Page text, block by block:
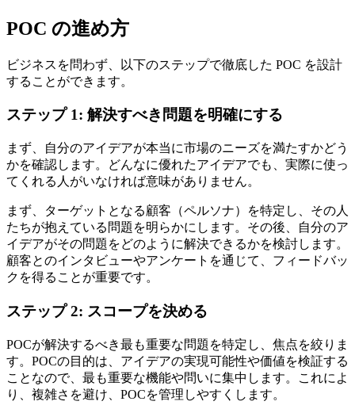
POC の進め方
ビジネスを問わず、以下のステップで徹底した POC を設計
することができます。
ステップ 1: 解決すべき問題を明確にする
まず、自分のアイデアが本当に市場のニーズを満たすかどう
かを確認します。どんなに優れたアイデアでも、実際に使っ
てくれる人がいなければ意味がありません。
まず、ターゲットとなる顧客（ペルソナ）を特定し、その人
たちが抱えている問題を明らかにします。その後、自分のア
イデアがその問題をどのように解決できるかを検討します。
顧客とのインタビューやアンケートを通じて、フィードバッ
クを得ることが重要です。
ステップ 2: スコープを決める
POCが解決するべき最も重要な問題を特定し、焦点を絞りま
す。POCの目的は、アイデアの実現可能性や価値を検証する
ことなので、最も重要な機能や問いに集中します。これによ
り、複雑さを避け、POCを管理しやすくします。